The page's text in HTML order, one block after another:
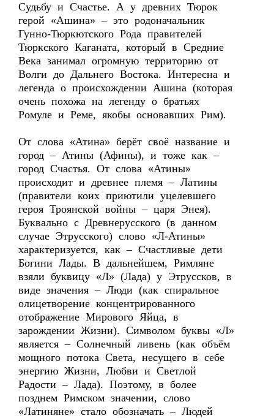
Судьбу и Счастье. А у древних Тюрок
герой «Ашина» – это родоначальник
Гунно-Тюркютского Рода правителей
Тюркского Каганата, который в Средние
Века занимал огромную территорию от
Волги до Дальнего Востока. Интересна и
легенда о происхождении Ашина (которая
очень похожа на легенду о братьях
Ромуле и Реме, якобы основавших Рим).
От слова «Атина» берёт своё название и
город – Атины (Афины), и тоже как –
город Счастья. От слова «Атины»
происходит и древнее племя – Латины
(правители коих приютили уцелевшего
героя Троянской войны – царя Энея).
Буквально с Древнерусского (в данном
случае Этрусского) слово «Л-Атины»
характеризуется, как – Счастливые дети
Богини Лады. В дальнейшем, Римляне
взяли буквицу «Л» (Лада) у Этруссков, в
виде значения – Люди (как спиральное
олицетворение концентрированного
отображение Мирового Яйца, в
зарождении Жизни). Символом буквы «Л»
является – Солнечный ливень (как объём
мощного потока Света, несущего в себе
энергию Жизни, Любви и Светлой
Радости – Лада). Поэтому, в более
позднем Римском значении, слово
«Латиняне» стало обозначать – Людей